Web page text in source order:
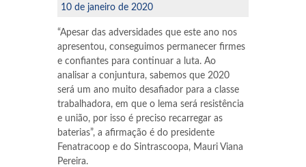
10 de janeiro de 2020
“Apesar das adversidades que este ano nos
apresentou, conseguimos permanecer firmes
e confiantes para continuar a luta. Ao
analisar a conjuntura, sabemos que 2020
será um ano muito desafiador para a classe
trabalhadora, em que o lema será resistência
e união, por isso é preciso recarregar as
baterias”, a afirmação é do presidente
Fenatracoop e do Sintrascoopa, Mauri Viana
Pereira.